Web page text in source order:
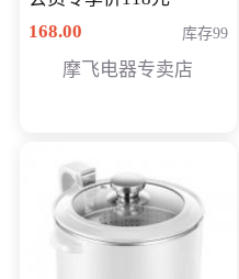
168.00
库存99
摩飞电器专卖店